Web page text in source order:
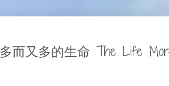
多而又多的生命 The Life